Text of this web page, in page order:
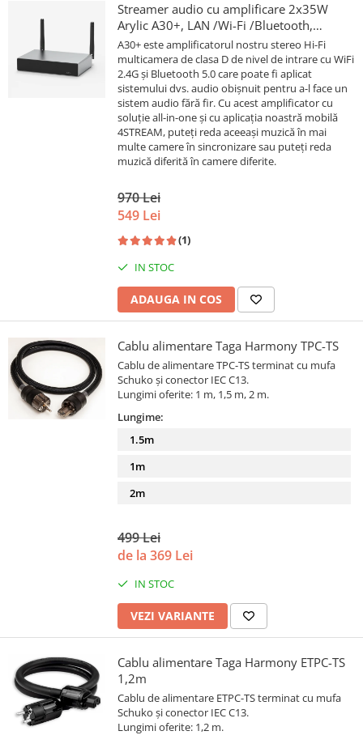
Streamer audio cu amplificare 2x35W
Arylic A30+, LAN /Wi-Fi /Bluetooth,
24bit/192kHz, Multiroom
A30+ este amplificatorul nostru stereo Hi-Fi
multicamera de clasa D de nivel de intrare cu WiFi
2.4G și Bluetooth 5.0 care poate fi aplicat
sistemului dvs. audio obișnuit pentru a-l face un
sistem audio fără fir. Cu acest amplificator cu
soluție all-in-one și cu aplicația noastră mobilă
4STREAM, puteți reda aceeași muzică în mai
multe camere în sincronizare sau puteți reda
muzică diferită în camere diferite.
970 Lei
549 Lei
(1)
IN STOC
ADAUGA IN COS
Cablu alimentare Taga Harmony TPC-TS
Cablu de alimentare TPC-TS terminat cu mufa
Schuko și conector IEC C13.
Lungimi oferite: 1 m, 1,5 m, 2 m.
Lungime:
1.5m
1m
2m
499 Lei
de la 369 Lei
IN STOC
VEZI VARIANTE
Cablu alimentare Taga Harmony ETPC-TS
1,2m
Cablu de alimentare ETPC-TS terminat cu mufa
Schuko și conector IEC C13.
Lungimi oferite: 1,2 m.